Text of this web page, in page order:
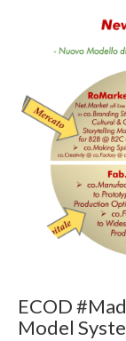
ECOD
Model